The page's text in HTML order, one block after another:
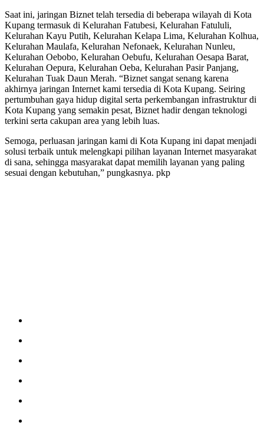
Saat ini, jaringan Biznet telah tersedia di beberapa wilayah di Kota
Kupang termasuk di Kelurahan Fatubesi, Kelurahan Fatululi,
Kelurahan Kayu Putih, Kelurahan Kelapa Lima, Kelurahan Kolhua,
Kelurahan Maulafa, Kelurahan Nefonaek, Kelurahan Nunleu,
Kelurahan Oebobo, Kelurahan Oebufu, Kelurahan Oesapa Barat,
Kelurahan Oepura, Kelurahan Oeba, Kelurahan Pasir Panjang,
Kelurahan Tuak Daun Merah. “Biznet sangat senang karena
akhirnya jaringan Internet kami tersedia di Kota Kupang. Seiring
pertumbuhan gaya hidup digital serta perkembangan infrastruktur di
Kota Kupang yang semakin pesat, Biznet hadir dengan teknologi
terkini serta cakupan area yang lebih luas.
Semoga, perluasan jaringan kami di Kota Kupang ini dapat menjadi
solusi terbaik untuk melengkapi pilihan layanan Internet masyarakat
di sana, sehingga masyarakat dapat memilih layanan yang paling
sesuai dengan kebutuhan,” pungkasnya. pkp